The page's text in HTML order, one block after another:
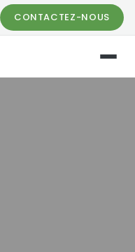
CONTACTEZ-NOUS